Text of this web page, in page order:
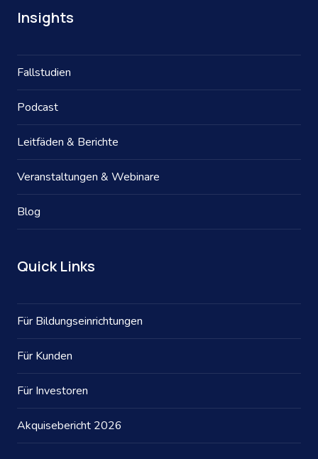
Insights
Fallstudien
Podcast
Leitfäden & Berichte
Veranstaltungen & Webinare
Blog
Quick Links
Für Bildungseinrichtungen
Für Kunden
Für Investoren
Akquisebericht 2026